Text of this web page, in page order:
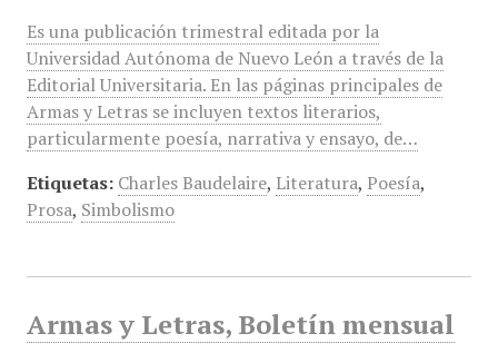
Es una publicación trimestral editada por la
Universidad Autónoma de Nuevo León a través de la
Editorial Universitaria. En las páginas principales de
Armas y Letras se incluyen textos literarios,
particularmente poesía, narrativa y ensayo, de…
Etiquetas: Charles Baudelaire, Literatura, Poesía,
Prosa, Simbolismo
Armas y Letras, Boletín mensual